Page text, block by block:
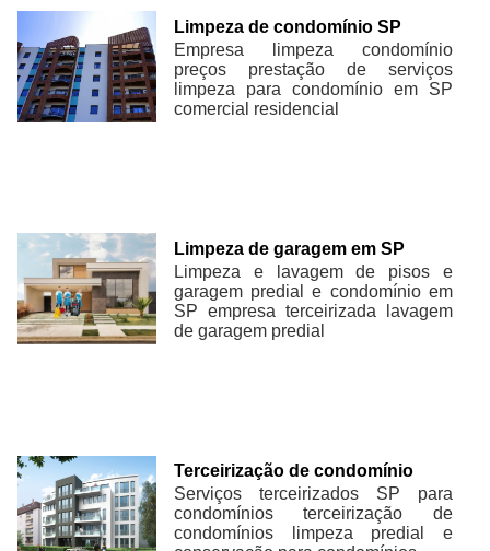
Limpeza de condomínio SP
Empresa limpeza condomínio
preços prestação de serviços
limpeza para condomínio em SP
comercial residencial
Limpeza de garagem em SP
Limpeza e lavagem de pisos e
garagem predial e condomínio em
SP empresa terceirizada lavagem
de garagem predial
Terceirização de condomínio
Serviços terceirizados SP para
condomínios terceirização de
condomínios limpeza predial e